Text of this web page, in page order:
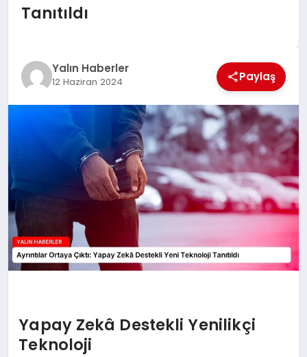
YAŞAM
TEKNOLOJİ
SAĞLIK
Tanıtıldı
Yalın Haberler
12 Haziran 2024 Paylaş
Yapay Zekâ Destekli Yenilikçi
Teknoloji